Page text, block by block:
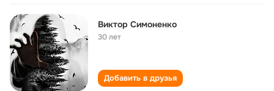
Виктор Симоненко
30 лет
Добавить в друзья